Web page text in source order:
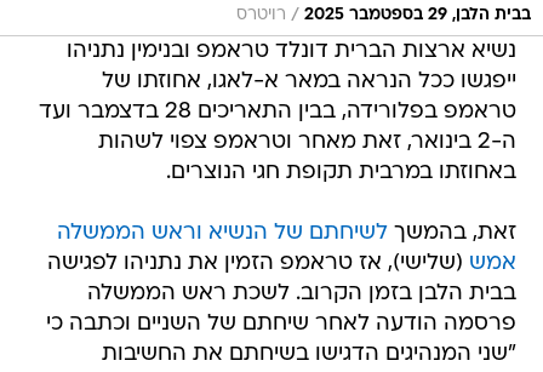
בבית הלבן, 29 בספטמבר 2025
/ רויטרס
נשיא ארצות הברית דונלד טראמפ ובנימין נתניהו
ייפגשו ככל הנראה במאר א-לאגו, אחוזתו של
טראמפ בפלורידה, בבין התאריכים 28 בדצמבר ועד
ה-2 בינואר, זאת מאחר וטראמפ צפוי לשהות
באחוזתו במרבית תקופת חגי הנוצרים.
זאת, בהמשךלשיחתם של הנשיא וראש הממשלה
אמש (שלישי), אז טראמפ הזמין את נתניהו לפגישה
בבית הלבן בזמן הקרוב. לשכת ראש הממשלה
פרסמה הודעה לאחר שיחתם של השניים וכתבה כי
"שני המנהיגים הדגישו בשיחתם את החשיבות